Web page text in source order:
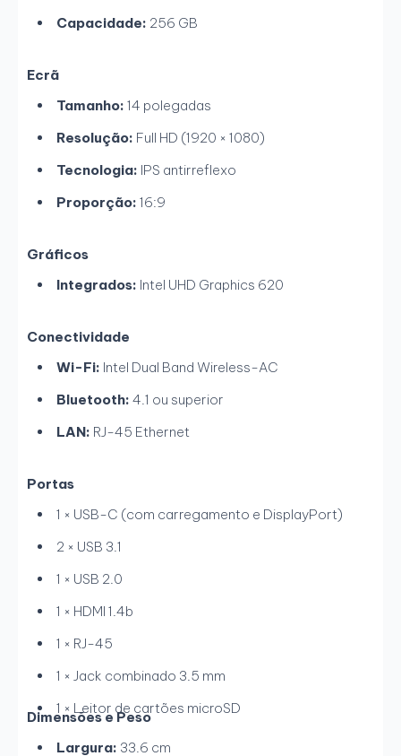
Capacidade: 256 GB
Ecrã
Tamanho: 14 polegadas
Resolução: Full HD (1920 × 1080)
Tecnologia: IPS antirreflexo
Proporção: 16:9
Gráficos
Integrados: Intel UHD Graphics 620
Conectividade
Wi-Fi: Intel Dual Band Wireless-AC
Bluetooth: 4.1 ou superior
LAN: RJ-45 Ethernet
Portas
1 × USB-C (com carregamento e DisplayPort)
2 × USB 3.1
1 × USB 2.0
1 × HDMI 1.4b
1 × RJ-45
1 × Jack combinado 3.5 mm
1 × Leitor de cartões microSD
Dimensões e Peso
Largura: 33.6 cm